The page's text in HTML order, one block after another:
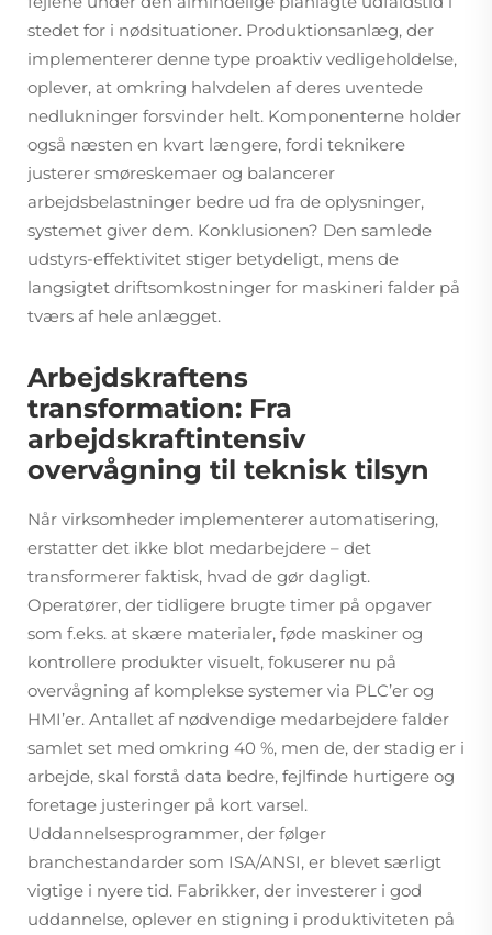
stedet for i nødsituationer. Produktionsanlæg, der
implementerer denne type proaktiv vedligeholdelse,
oplever, at omkring halvdelen af deres uventede
nedlukninger forsvinder helt. Komponenterne holder
også næsten en kvart længere, fordi teknikere
justerer smøreskemaer og balancerer
arbejdsbelastninger bedre ud fra de oplysninger,
systemet giver dem. Konklusionen? Den samlede
udstyrs-effektivitet stiger betydeligt, mens de
langsigtet driftsomkostninger for maskineri falder på
tværs af hele anlægget.
Arbejdskraftens
transformation: Fra
arbejdskraftintensiv
overvågning til teknisk tilsyn
Når virksomheder implementerer automatisering,
erstatter det ikke blot medarbejdere – det
transformerer faktisk, hvad de gør dagligt.
Operatører, der tidligere brugte timer på opgaver
som f.eks. at skære materialer, føde maskiner og
kontrollere produkter visuelt, fokuserer nu på
overvågning af komplekse systemer via PLC’er og
HMI’er. Antallet af nødvendige medarbejdere falder
samlet set med omkring 40 %, men de, der stadig er i
arbejde, skal forstå data bedre, fejlfinde hurtigere og
foretage justeringer på kort varsel.
Uddannelsesprogrammer, der følger
branchestandarder som ISA/ANSI, er blevet særligt
vigtige i nyere tid. Fabrikker, der investerer i god
uddannelse, oplever en stigning i produktiviteten på